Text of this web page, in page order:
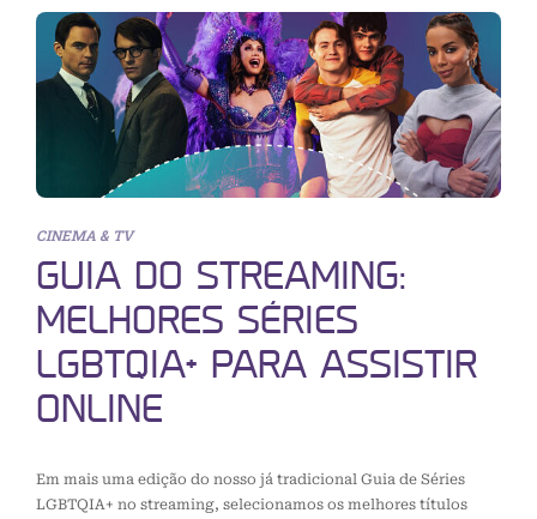
CINEMA & TV
GUIA DO STREAMING:
MELHORES SÉRIES
LGBTQIA+ PARA ASSISTIR
ONLINE
Em mais uma edição do nosso já tradicional Guia de Séries
LGBTQIA+ no streaming, selecionamos os melhores títulos